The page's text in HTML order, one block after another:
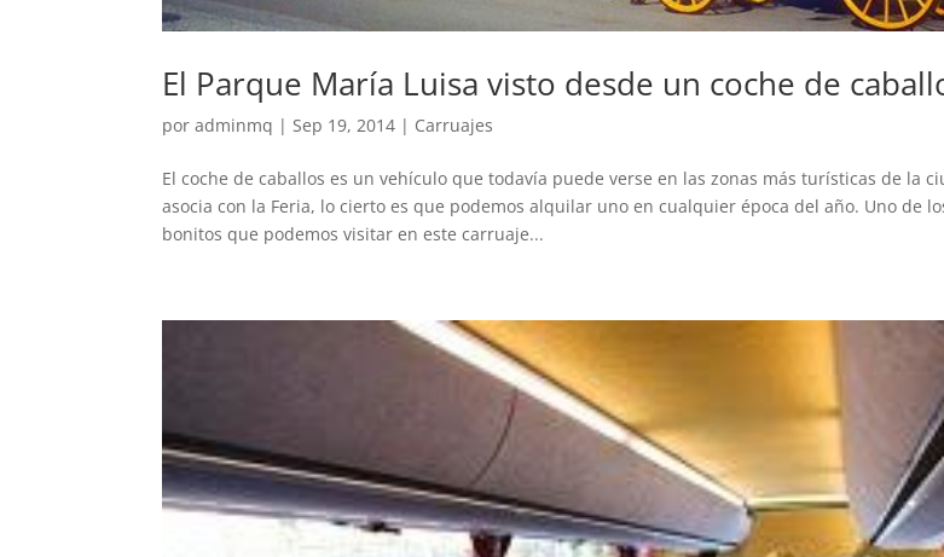
El Parque María Luisa visto desde un coche de
poradminmq | Sep 19, 2014 | Carruajes
El coche de caballos es un vehículo que todavía puede verse en las zonas más turísticas de la
asocia con la Feria, lo cierto es que podemos alquilar uno en cualquier época del año. Uno de
bonitos que podemos visitar en este carruaje...